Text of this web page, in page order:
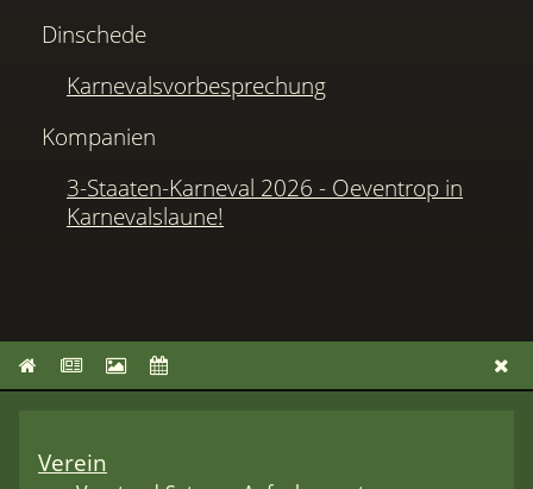
Dinschede
Karnevalsvorbesprechung
Kompanien
3-Staaten-Karneval 2026 - Oeventrop in
Karnevalslaune!
Verein